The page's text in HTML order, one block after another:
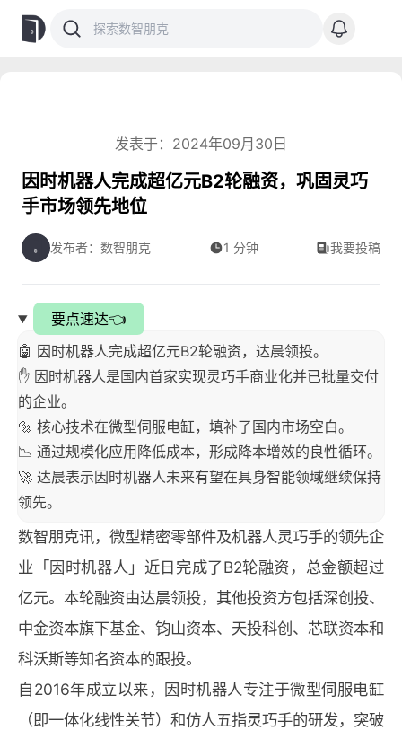
发表于：2024年09月30日
因时机器人完成超亿元B2轮融资，巩固灵巧
手市场领先地位
发布者：数智朋克 1 分钟 我要投稿
要点速达👈
🤖️ 因时机器人完成超亿元B2轮融资，达晨领投。
✋ 因时机器人是国内首家实现灵巧手商业化并已批量交付
的企业。
🔩 核心技术在微型伺服电缸，填补了国内市场空白。
📉 通过规模化应用降低成本，形成降本增效的良性循环。
🚀 达晨表示因时机器人未来有望在具身智能领域继续保持
领先。
数智朋克讯，微型精密零部件及机器人灵巧手的领先企
业「因时机器人」近日完成了B2轮融资，总金额超过
亿元。本轮融资由达晨领投，其他投资方包括深创投、
中金资本旗下基金、钧山资本、天投科创、芯联资本和
科沃斯等知名资本的跟投。
自2016年成立以来，因时机器人专注于微型伺服电缸
（即一体化线性关节）和仿人五指灵巧手的研发，突破